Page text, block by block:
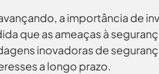
a importância de
que as ameaças à
inovadoras de
a longo prazo.